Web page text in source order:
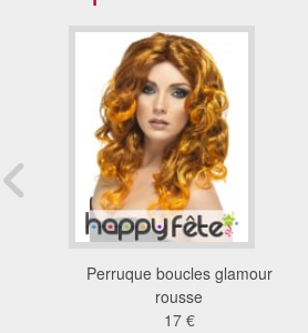
Perruque boucles glamour
rousse
17 €